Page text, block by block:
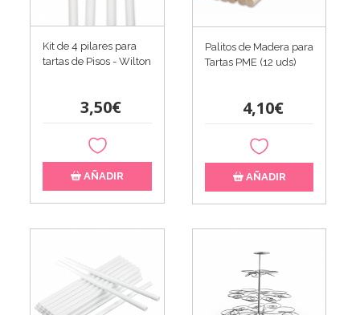
Kit de 4 pilares para
tartas de Pisos - Wilton
3,50€
AÑADIR
Palitos de Madera para
Tartas PME (12 uds)
4,10€
AÑADIR